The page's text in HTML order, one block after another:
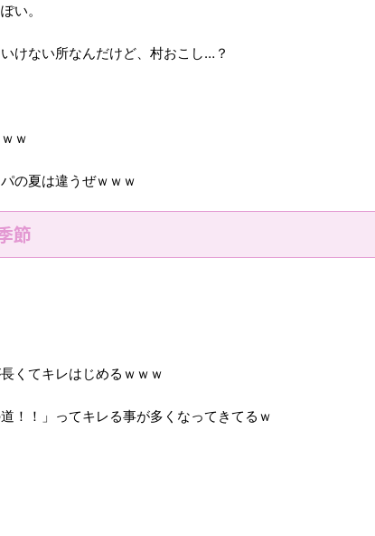
い。
けない所なんだけど、村おこし…？
ｗ
の夏は違うぜｗｗｗ
節
くてキレはじめるｗｗｗ
！！」ってキレる事が多くなってきてるｗ